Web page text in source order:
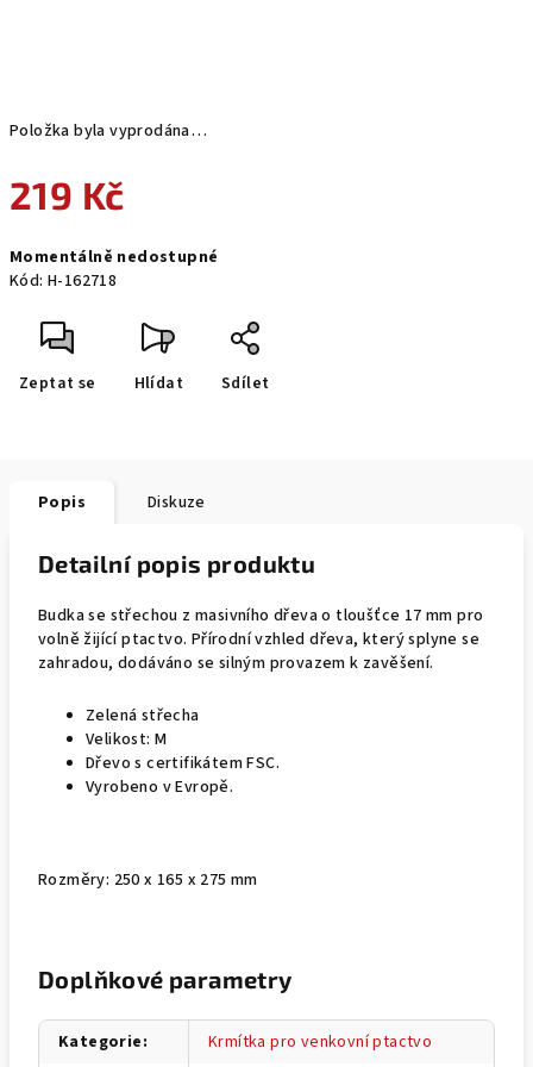
Položka byla vyprodána…
219 Kč
cena:
Momentálně nedostupné
Kód: H-162718
Zeptat se Hlídat Sdílet
Popis Diskuze
Detailní popis produktu
Budka se střechou z masivního dřeva o tloušťce 17 mm pro
volně žijící ptactvo. Přírodní vzhled dřeva, který splyne se
zahradou, dodáváno se silným provazem k zavěšení.
Zelená střecha
Velikost: M
Dřevo s certifikátem FSC.
Vyrobeno v Evropě.
Rozměry: 250 x 165 x 275 mm
Doplňkové parametry
Kategorie: Krmítka pro venkovní ptactvo